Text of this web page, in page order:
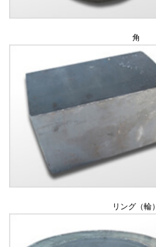
角
リング（輪）